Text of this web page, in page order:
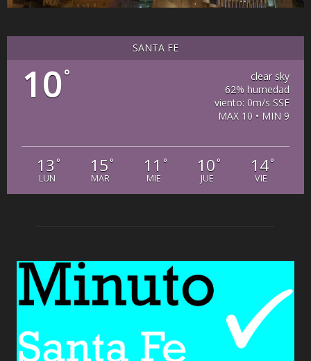
SANTA FE
10°
clear sky
62% humedad
viento: 0m/s SSE
MAX 10 • MIN 9
13 °
LUN
15 °
MAR
11 °
MIE
10 °
JUE
14°
VIE